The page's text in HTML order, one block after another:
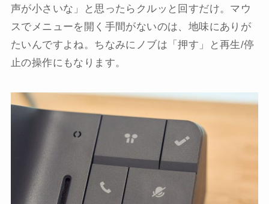
声が小さいな」と思ったらクルッと回すだけ。マウ
スでメニューを開く手間がないのは、地味にありが
たいんですよね。ちなみにノブは「押す」と再生/停
止の操作にもなります。